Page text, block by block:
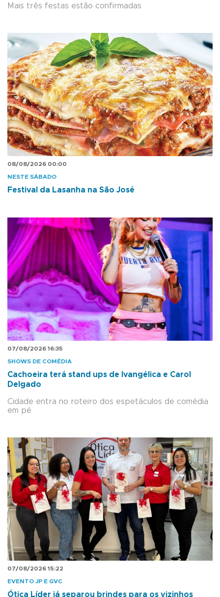
Mais três festas estão confirmadas
08/08/2026 00:00
NESTE SÁBADO
Festival da Lasanha na São José
07/08/2026 16:35
SHOWS DE COMÉDIA
Cachoeira terá stand ups de Ivangélica e Carol
Delgado
Cidade entra no roteiro dos espetáculos de comédia
em pé
07/08/2026 15:22
EVENTO JP E GVC
Ótica Líder já separou brindes para os vizinhos